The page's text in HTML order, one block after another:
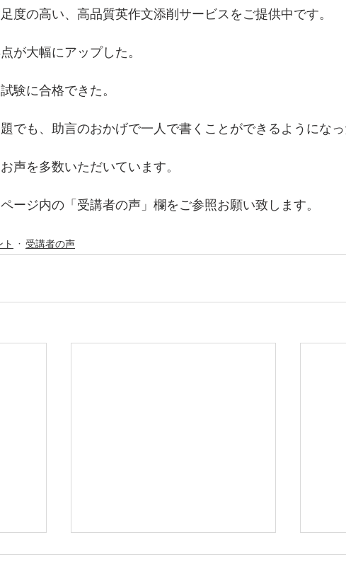
度の高い、高品質英作文添削サービスをご提供中です。
が大幅にアップした。
験に合格できた。
でも、助言のおかげで一人で書くことができるようにな
声を多数いただいています。
ージ内の「受講者の声」欄をご参照お願い致します。
受講者の声